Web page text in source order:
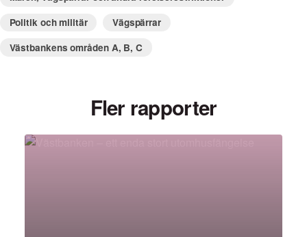
Politik och militär
Vägspärrar
Västbankens områden A, B, C
Fler rapporter